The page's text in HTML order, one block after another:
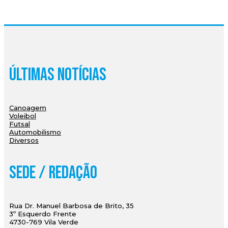
Últimas Notícias
Canoagem
Voleibol
Futsal
Automobilismo
Diversos
Sede / Redação
Rua Dr. Manuel Barbosa de Brito, 35
3º Esquerdo Frente
4730-769 Vila Verde